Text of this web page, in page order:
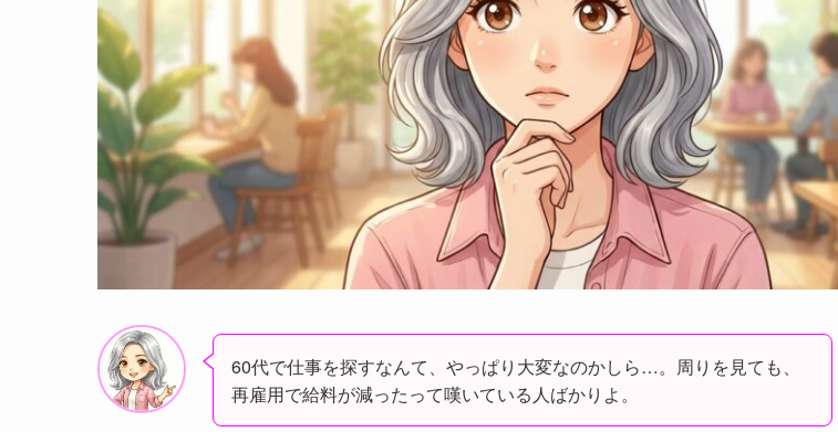
60代で仕事を探すなんて、やっぱり大変なのかしら…。周りを見ても、
再雇用で給料が減ったって嘆いている人ばかりよ。